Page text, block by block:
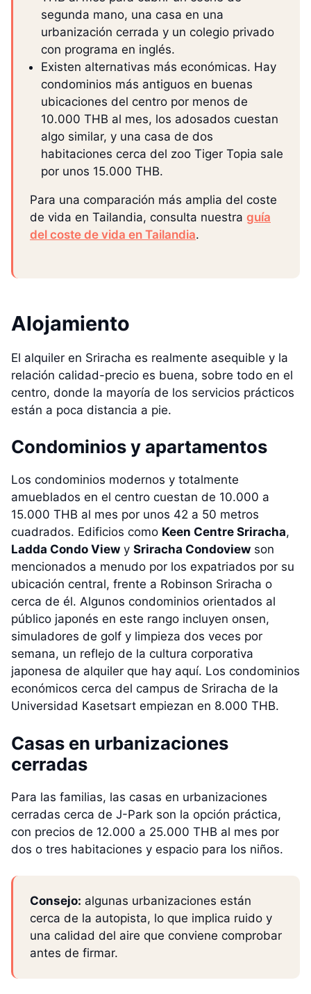
segunda mano, una casa en una
urbanización cerrada y un colegio privado
con programa en inglés.
Existen alternativas más económicas. Hay
condominios más antiguos en buenas
ubicaciones del centro por menos de
10.000 THB al mes, los adosados cuestan
algo similar, y una casa de dos
habitaciones cerca del zoo Tiger Topia sale
por unos 15.000 THB.
Para una comparación más amplia del coste
de vida en Tailandia, consulta nuestra guía
del coste de vida en Tailandia.
Alojamiento
El alquiler en Sriracha es realmente asequible y la
relación calidad-precio es buena, sobre todo en el
centro, donde la mayoría de los servicios prácticos
están a poca distancia a pie.
Condominios y apartamentos
Los condominios modernos y totalmente
amueblados en el centro cuestan de 10.000 a
15.000 THB al mes por unos 42 a 50 metros
cuadrados. Edificios como Keen Centre Sriracha,
Ladda Condo View y Sriracha Condoview son
mencionados a menudo por los expatriados por su
ubicación central, frente a Robinson Sriracha o
cerca de él. Algunos condominios orientados al
público japonés en este rango incluyen onsen,
simuladores de golf y limpieza dos veces por
semana, un reflejo de la cultura corporativa
japonesa de alquiler que hay aquí. Los condominios
económicos cerca del campus de Sriracha de la
Universidad Kasetsart empiezan en 8.000 THB.
Casas en urbanizaciones
cerradas
Para las familias, las casas en urbanizaciones
cerradas cerca de J-Park son la opción práctica,
con precios de 12.000 a 25.000 THB al mes por
dos o tres habitaciones y espacio para los niños.
Consejo: algunas urbanizaciones están
cerca de la autopista, lo que implica ruido y
una calidad del aire que conviene comprobar
antes de firmar.